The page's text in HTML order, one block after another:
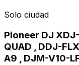
Solo ciudad
Pioneer DJ
QUAD , DDJ-
A9 , DJM-V10-